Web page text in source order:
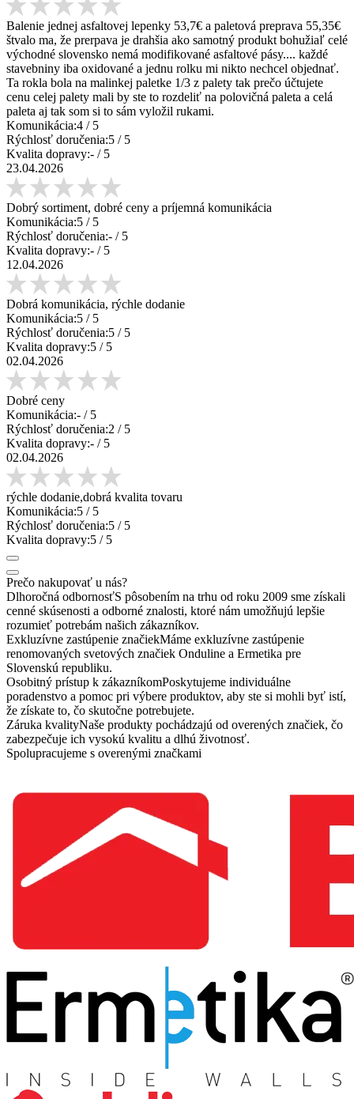
Balenie jednej asfaltovej lepenky 53,7€ a paletová preprava 55,35€
štvalo ma, že prerpava je drahšia ako samotný produkt bohužiaľ celé
východné slovensko nemá modifikované asfaltové pásy.... každé
stavebniny iba oxidované a jednu rolku mi nikto nechcel objednať.
Ta rokla bola na malinkej paletke 1/3 z palety tak prečo účtujete
cenu celej palety mali by ste to rozdeliť na polovičná paleta a celá
paleta aj tak som si to sám vyložil rukami.
Komunikácia:4 / 5
Rýchlosť doručenia:5 / 5
Kvalita dopravy:- / 5
23.04.2026
Dobrý sortiment, dobré ceny a príjemná komunikácia
Komunikácia:5 / 5
Rýchlosť doručenia:- / 5
Kvalita dopravy:- / 5
12.04.2026
Dobrá komunikácia, rýchle dodanie
Komunikácia:5 / 5
Rýchlosť doručenia:5 / 5
Kvalita dopravy:5 / 5
02.04.2026
Dobré ceny
Komunikácia:- / 5
Rýchlosť doručenia:2 / 5
Kvalita dopravy:- / 5
02.04.2026
rýchle dodanie,dobrá kvalita tovaru
Komunikácia:5 / 5
Rýchlosť doručenia:5 / 5
Kvalita dopravy:5 / 5
Prečo nakupovať u nás?
Dlhoročná odbornosťS pôsobením na trhu od roku 2009 sme získali
cenné skúsenosti a odborné znalosti, ktoré nám umožňujú lepšie
rozumieť potrebám našich zákazníkov.
Exkluzívne zastúpenie značiekMáme exkluzívne zastúpenie
renomovaných svetových značiek Onduline a Ermetika pre
Slovenskú republiku.
Osobitný prístup k zákazníkomPoskytujeme individuálne
poradenstvo a pomoc pri výbere produktov, aby ste si mohli byť istí,
že získate to, čo skutočne potrebujete.
Záruka kvalityNaše produkty pochádzajú od overených značiek, čo
zabezpečuje ich vysokú kvalitu a dlhú životnosť.
Spolupracujeme s overenými značkami